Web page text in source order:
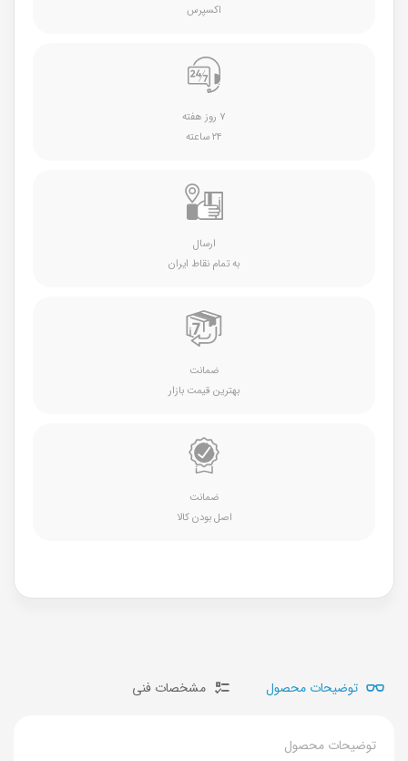
اکسپرس
۷ روز هفته
۲۴ ساعته
ارسال
به تمام نقاط ایران
ضمانت
بهترین قیمت بازار
ضمانت
اصل بودن کالا
توضیحات محصول مشخصات فنی
توضیحات محصول